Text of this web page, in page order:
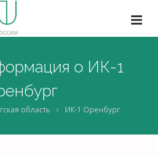
о ИК-1
область ИК-1 Оренбург